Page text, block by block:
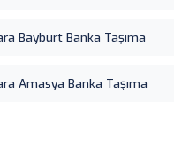
Bayburt Banka Taşıma
Amasya Banka Taşıma